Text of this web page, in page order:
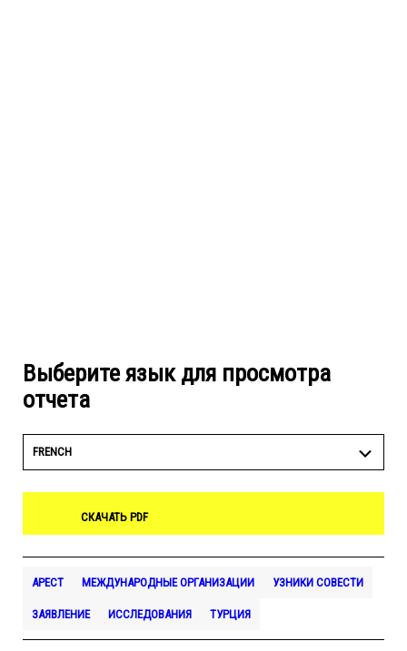
Выберите язык для просмотра
отчета
FRENCH
СКАЧАТЬ PDF
АРЕСТ МЕЖДУНАРОДНЫЕ ОРГАНИЗАЦИИ УЗНИКИ СОВЕСТИ
ЗАЯВЛЕНИЕ ИССЛЕДОВАНИЯ ТУРЦИЯ